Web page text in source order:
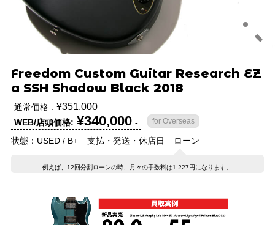
Freedom Custom Guitar Research EZ
a SSH Shadow Black 2018
通常価格 : ¥351,000
WEB/店頭価格: ¥340,000 - for Overseas
状態：USED / B+ 支払・発送・休店日 ローン
例えば、12回分割ローンの時、月々の手数料は1,227円になります。